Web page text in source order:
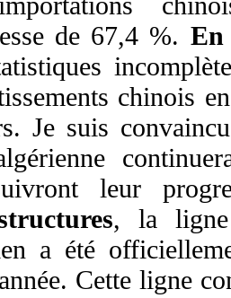
de 67,4 %. En
chinois
Je suis
leur
, la ligne
a été
Cette ligne